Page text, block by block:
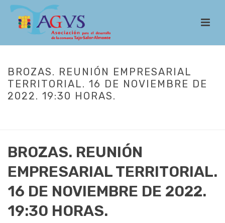
BROZAS. REUNIÓN EMPRESARIAL
TERRITORIAL. 16 DE NOVIEMBRE DE
2022. 19:30 HORAS.
BROZAS. REUNIÓN
EMPRESARIAL TERRITORIAL.
16 DE NOVIEMBRE DE 2022.
19:30 HORAS.